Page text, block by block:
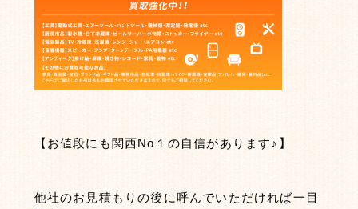
【お値段にも関西No１の自信があります♪】
他社のお見積もりの後に呼んでいただければ一目